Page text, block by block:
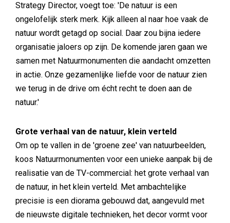
Strategy Director, voegt toe: 'De natuur is een
ongelofelijk sterk merk. Kijk alleen al naar hoe vaak de
natuur wordt getagd op social. Daar zou bijna iedere
organisatie jaloers op zijn. De komende jaren gaan we
samen met Natuurmonumenten die aandacht omzetten
in actie. Onze gezamenlijke liefde voor de natuur zien
we terug in de drive om écht recht te doen aan de
natuur.'
Grote verhaal van de natuur, klein verteld
Om op te vallen in de 'groene zee' van natuurbeelden,
koos Natuurmonumenten voor een unieke aanpak bij de
realisatie van de TV-commercial: het grote verhaal van
de natuur, in het klein verteld. Met ambachtelijke
precisie is een diorama gebouwd dat, aangevuld met
de nieuwste digitale technieken, het decor vormt voor